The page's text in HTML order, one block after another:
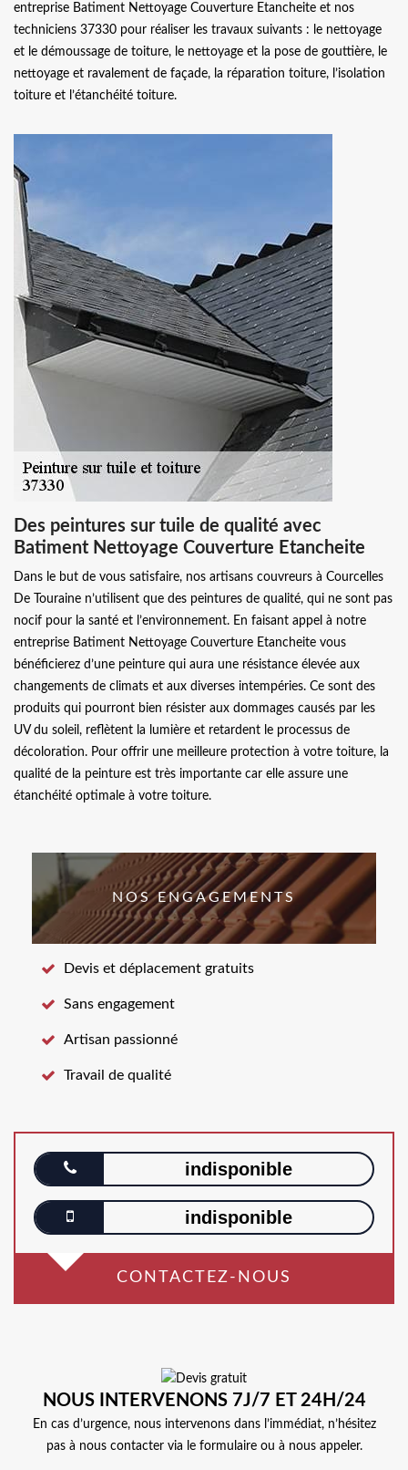
entreprise Batiment Nettoyage Couverture Etancheite et nos
techniciens 37330 pour réaliser les travaux suivants : le nettoyage
et le démoussage de toiture, le nettoyage et la pose de gouttière, le
nettoyage et ravalement de façade, la réparation toiture, l’isolation
toiture et l’étanchéité toiture.
Des peintures sur tuile de qualité avec
Batiment Nettoyage Couverture Etancheite
Dans le but de vous satisfaire, nos artisans couvreurs à Courcelles
De Touraine n’utilisent que des peintures de qualité, qui ne sont pas
nocif pour la santé et l’environnement. En faisant appel à notre
entreprise Batiment Nettoyage Couverture Etancheite vous
bénéficierez d’une peinture qui aura une résistance élevée aux
changements de climats et aux diverses intempéries. Ce sont des
produits qui pourront bien résister aux dommages causés par les
UV du soleil, reflètent la lumière et retardent le processus de
décoloration. Pour offrir une meilleure protection à votre toiture, la
qualité de la peinture est très importante car elle assure une
étanchéité optimale à votre toiture.
NOS ENGAGEMENTS
Devis et déplacement gratuits
Sans engagement
Artisan passionné
Travail de qualité
indisponible
indisponible
CONTACTEZ-NOUS
NOUS INTERVENONS 7J/7 ET 24H/24
En cas d’urgence, nous intervenons dans l’immédiat, n’hésitez
pas à nous contacter via le formulaire ou à nous appeler.